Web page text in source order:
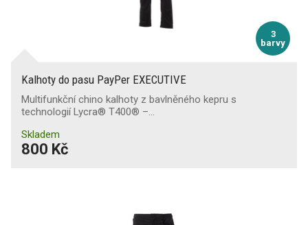
3
barvy
Kalhoty do pasu PayPer EXECUTIVE
Multifunkční chino kalhoty z bavlněného kepru s
technologií Lycra® T400® –…
Skladem
800 Kč